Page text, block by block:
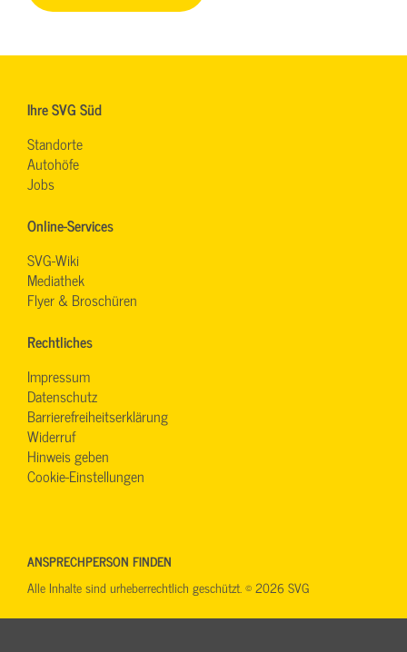
Ihre SVG Süd
Standorte
Autohöfe
Jobs
Online-Services
SVG-Wiki
Mediathek
Flyer & Broschüren
Rechtliches
Impressum
Datenschutz
Barrierefreiheitserklärung
Widerruf
Hinweis geben
Cookie-Einstellungen
ANSPRECHPERSON FINDEN
Alle Inhalte sind urheberrechtlich geschützt. © 2026 SVG